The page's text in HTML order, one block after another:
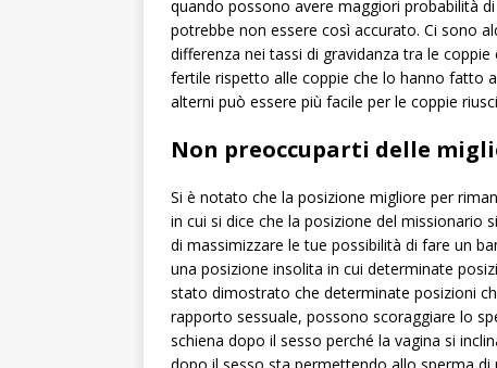
quando possono avere maggiori probabilità
potrebbe non essere così accurato. Ci sono
differenza nei tassi di gravidanza tra le
fertile rispetto alle coppie che lo hanno fatto
alterni può essere più facile per le coppie
Non preoccuparti delle
Si è notato che la posizione migliore per
in cui si dice che la posizione del missionario
di massimizzare le tue possibilità di fare un
una posizione insolita in cui determinate
stato dimostrato che determinate posizioni
rapporto sessuale, possono scoraggiare lo
schiena dopo il sesso perché la vagina si